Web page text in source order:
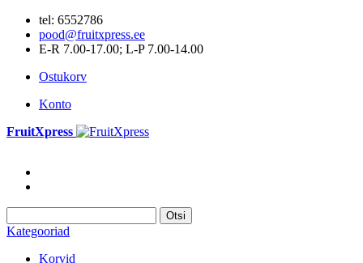
tel: 6552786
pood@fruitxpress.ee
E-R 7.00-17.00; L-P 7.00-14.00
Ostukorv
Konto
FruitXpress
Otsi
Kategooriad
Korvid